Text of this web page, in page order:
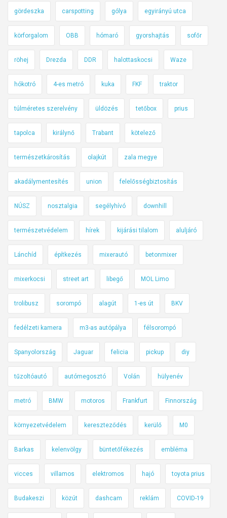
gördeszka carspotting gólya egyirányú utca
körforgalom OBB hómaró gyorshajtás sofőr
röhej Drezda DDR halottaskocsi Waze
hókotró 4-es metró kuka FKF traktor
túlméretes szerelvény üldözés tetőbox prius
tapolca királynő Trabant kötelező
természetkárosítás olajkút zala megye
akadálymentesítés union felelősségbiztosítás
NÚSZ nosztalgia segélyhívó downhill
természetvédelem hírek kijárási tilalom aluljáró
Lánchíd építkezés mixerautó betonmixer
mixerkocsi street art libegő MOL Limo
trolibusz sorompó alagút 1-es út BKV
fedélzeti kamera m3-as autópálya félsorompó
Spanyolország Jaguar felicia pickup diy
tűzoltóautó autómegosztó Volán hülyenév
metró BMW motoros Frankfurt Finnország
környezetvédelem kereszteződés kerülő M0
Barkas kelenvölgy büntetőfékezés embléma
vicces villamos elektromos hajó toyota prius
Budakeszi közút dashcam reklám COVID-19